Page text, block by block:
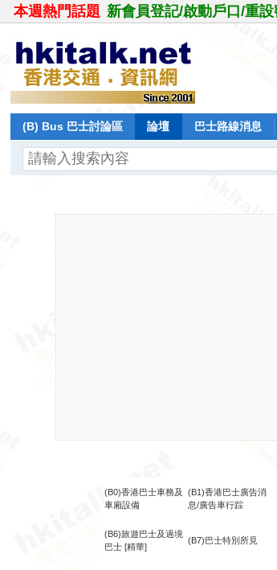
本週熱門話題 新會員登記/啟動戶口/重設
(B) Bus 巴士討論區 論壇 巴士路線消息
(B0)香港巴士車務及
車廂設備
(B1)香港巴士廣告消
息/廣告車行踪
(B6)旅遊巴士及過境
巴士 [精華]
(B7)巴士特別所見